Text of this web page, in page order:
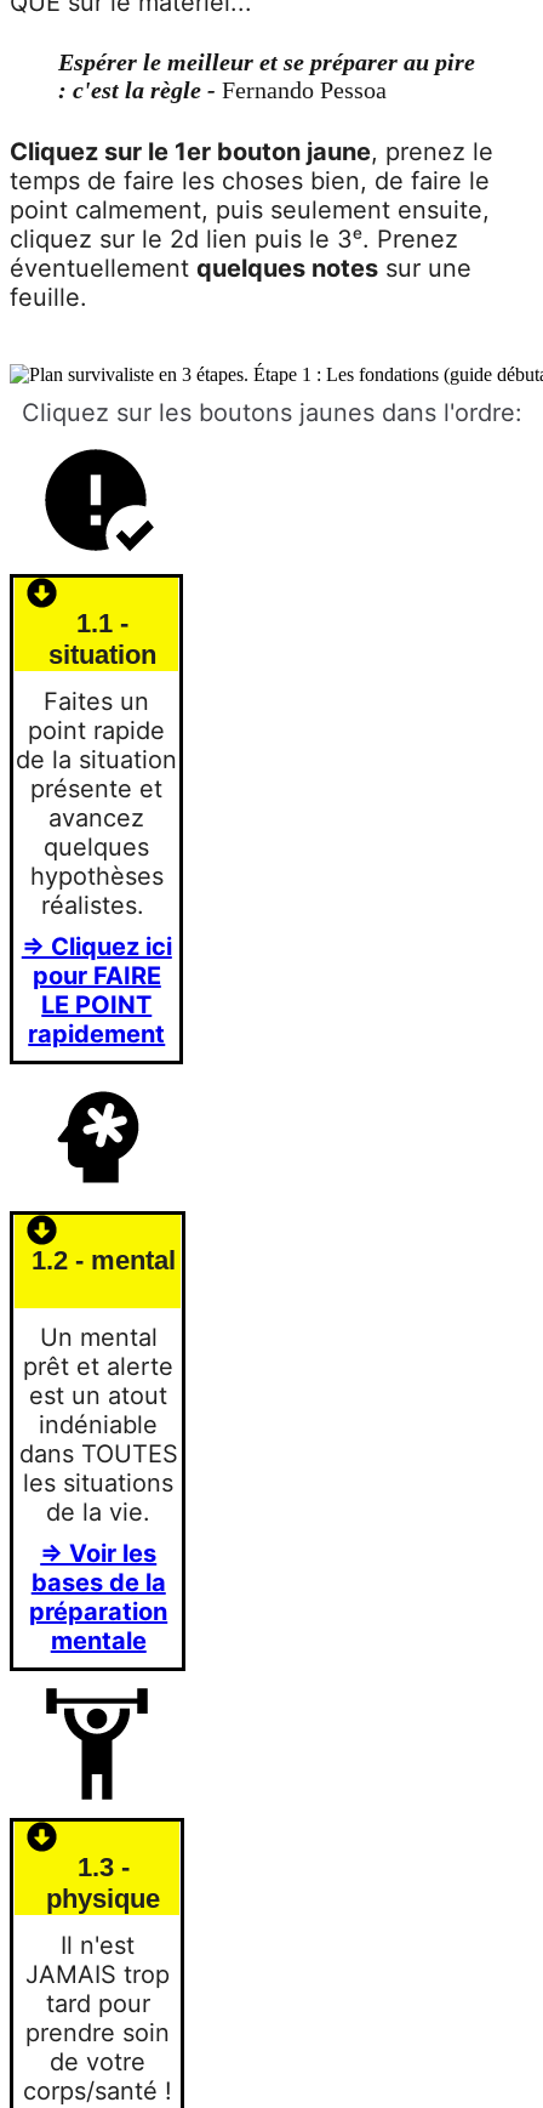
Espérer le meilleur et se préparer au pire
: c'est la règle - Fernando Pessoa
Cliquez sur le 1er bouton jaune, prenez le
temps de faire les choses bien, de faire le
point calmement, puis seulement ensuite,
cliquez sur le 2d lien puis le 3ᵉ. Prenez
éventuellement quelques notes sur une
feuille.
Cliquez sur les boutons jaunes dans l'ordre:
1.1 -
situation
Faites un
point rapide
de la situation
présente et
avancez
quelques
hypothèses
réalistes.
=> Cliquez ici
pour FAIRE
LE POINT
rapidement
1.2 - mental
Un mental
prêt et alerte
est un atout
indéniable
dans TOUTES
les situations
de la vie.
=> Voir les
bases de la
préparation
mentale
1.3 -
physique
Il n'est
JAMAIS trop
tard pour
prendre soin
de votre
corps/santé !